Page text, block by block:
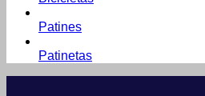
Patines
Patinetas